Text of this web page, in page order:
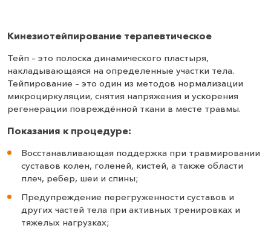
Кинезиотейпирование терапевтическое
Тейп – это полоска динамического пластыря,
накладывающаяся на определенные участки тела.
Тейпирование – это один из методов нормализации
микроциркуляции, снятия напряжения и ускорения
регенерации повреждённой ткани в месте травмы.
Показания к процедуре:
Восстанавливающая поддержка при травмировании
суставов колен, голеней, кистей, а также области
плеч, ребер, шеи и спины;
Предупреждение перегруженности суставов и
других частей тела при активных тренировках и
тяжелых нагрузках;